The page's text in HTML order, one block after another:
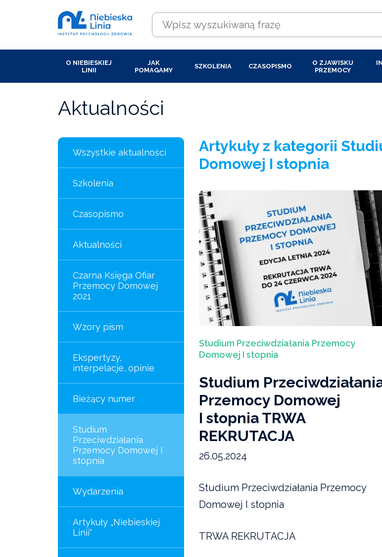
O NIEBIESKIEJ
LINII
JAK
POMAGAMY
SZKOLENIA CZASOPISMO
O ZJAWISKU
PRZEMOCY
Aktualności
Wszystkie aktualności
Szkolenia
Czasopismo
Aktualności
Czarna Księga Ofiar
Przemocy Domowej
2021
Wzory pism
Ekspertyzy,
interpelacje, opinie
Bieżący numer
Studium
Przeciwdziałania
Przemocy Domowej I
stopnia
Wydarzenia
Artykuły „Niebieskiej
Linii"
Artykuły z kategorii
Domowej I stopnia
Studium Przeciwdziałania Przemocy
Domowej I stopnia
Studium
Przemocy Domowej
I stopnia TRWA
REKRUTACJA
26.05.2024
Studium Przeciwdziałania Przemocy
Domowej I stopnia
TRWA REKRUTACJA